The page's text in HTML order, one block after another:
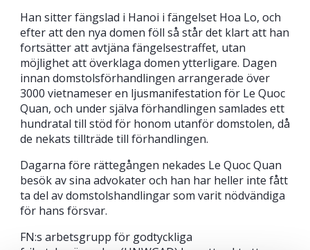
Han sitter fängslad i Hanoi i fängelset Hoa Lo, och
efter att den nya domen föll så står det klart att han
fortsätter att avtjäna fängelsestraffet, utan
möjlighet att överklaga domen ytterligare. Dagen
innan domstolsförhandlingen arrangerade över
3000 vietnameser en ljusmanifestation för Le Quoc
Quan, och under själva förhandlingen samlades ett
hundratal till stöd för honom utanför domstolen, då
de nekats tillträde till förhandlingen.
Dagarna före rättegången nekades Le Quoc Quan
besök av sina advokater och han har heller inte fått
ta del av domstolshandlingar som varit nödvändiga
för hans försvar.
FN:s arbetsgrupp för godtyckliga